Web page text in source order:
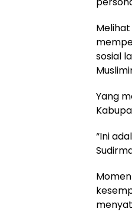
sosial
Yang
“Ini